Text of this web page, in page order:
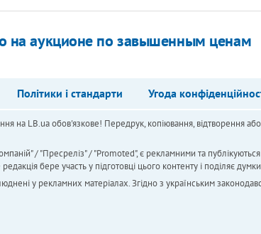
на аукционе по завышенным ценам
Політики і стандарти Угода
на LB.ua обов'язкове! Передрук, копіювання, відтворення
/ "Пресреліз" / "Promoted", є рекламними та
бере участь у підготовці цього контенту і поділяє
у рекламних матеріалах. Згідно з українським